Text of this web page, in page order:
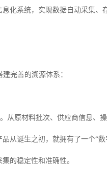
化系统，实现数据自动采集、
完善的溯源体系：
从原材料批次、供应商信息、
从诞生之初，就拥有了一个“数
的稳定性和准确性。